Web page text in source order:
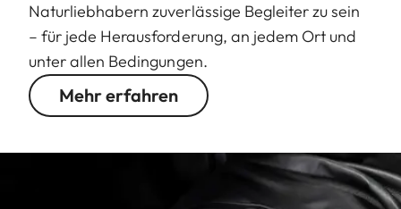
Naturliebhabern zuverlässige Begleiter zu sein
– für jede Herausforderung, an jedem Ort und
unter allen Bedingungen.
Mehr erfahren